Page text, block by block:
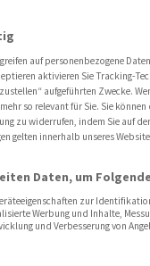
auf personenbezogene
aktivieren Sie Tracking-
aufgeführten Zwecke.
so relevant für Sie. Sie
zu widerrufen, indem Sie auf
gelten innerhalb unseres
Daten, um
zur
Werbung und Inhalte,
und Verbesserung von